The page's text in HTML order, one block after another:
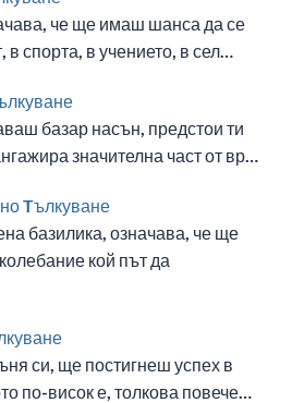
че ще имаш шанса да се
в спорта, в учението, в сел…
базар насън, предстои ти
значителна част от вр…
Tълкуване
базилика, означава, че ще
кой път да
си, ще постигнеш успех в
по-висок е, толкова повече…